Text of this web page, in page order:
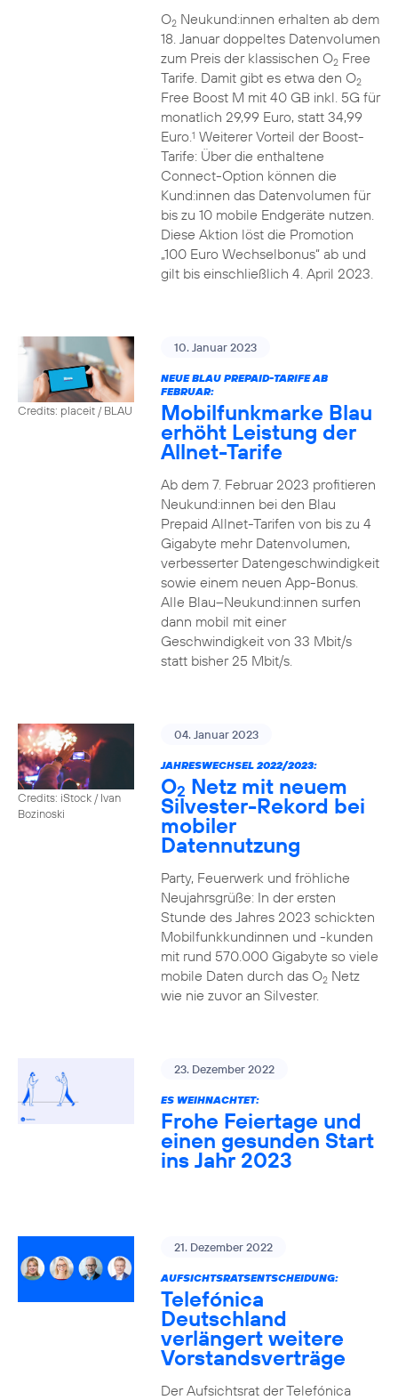
O2Neukund:innen erhalten ab dem
18. Januar doppeltes Datenvolumen
zum Preis der klassischen O2Free
Tarife. Damit gibt es etwa den O2
Free Boost M mit 40 GB inkl. 5G für
monatlich 29,99 Euro, statt 34,99
Euro.1 Weiterer Vorteil der Boost-
Tarife: Über die enthaltene
Connect-Option können die
Kund:innen das Datenvolumen für
bis zu 10 mobile Endgeräte nutzen.
Diese Aktion löst die Promotion
„100 Euro Wechselbonus“ ab und
gilt bis einschließlich 4. April 2023.
Credits: placeit / BLAU
10. Januar 2023
NEUE BLAU PREPAID-TARIFE AB
FEBRUAR:
Mobilfunkmarke Blau
erhöht Leistung der
Allnet-Tarife
Ab dem 7. Februar 2023 profitieren
Neukund:innen bei den Blau
Prepaid Allnet-Tarifen von bis zu 4
Gigabyte mehr Datenvolumen,
verbesserter Datengeschwindigkeit
sowie einem neuen App-Bonus.
Alle Blau–Neukund:innen surfen
dann mobil mit einer
Geschwindigkeit von 33 Mbit/s
statt bisher 25 Mbit/s.
Credits: iStock / Ivan
Bozinoski
04. Januar 2023
JAHRESWECHSEL 2022/2023:
O2 Netz mit neuem
Silvester-Rekord bei
mobiler
Datennutzung
Party, Feuerwerk und fröhliche
Neujahrsgrüße: In der ersten
Stunde des Jahres 2023 schickten
Mobilfunkkundinnen und -kunden
mit rund 570.000 Gigabyte so viele
mobile Daten durch das O2Netz
wie nie zuvor an Silvester.
23. Dezember 2022
ES WEIHNACHTET:
Frohe Feiertage und
einen gesunden Start
ins Jahr 2023
21. Dezember 2022
AUFSICHTSRATSENTSCHEIDUNG:
Telefónica
Deutschland
verlängert weitere
Vorstandsverträge
Der Aufsichtsrat der Telefónica